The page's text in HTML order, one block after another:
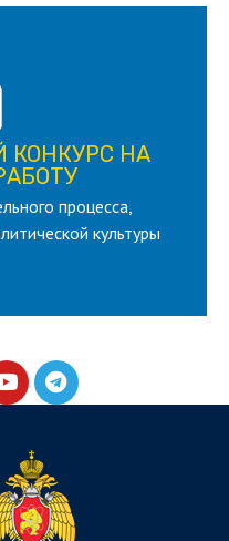
КОНКУРС НА
процесса,
культуры
КОНКУРС НА
моложе 35 лет